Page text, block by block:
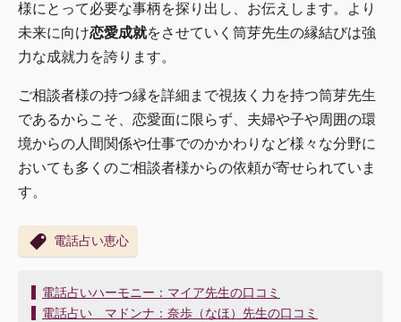
様にとって必要な事柄を探り出し、お伝えします。より
未来に向け恋愛成就をさせていく筒芽先生の縁結びは強
力な成就力を誇ります。
ご相談者様の持つ縁を詳細まで視抜く力を持つ筒芽先生
であるからこそ、恋愛面に限らず、夫婦や子や周囲の環
境からの人間関係や仕事でのかかわりなど様々な分野に
おいても多くのご相談者様からの依頼が寄せられていま
す。
電話占い恵心
投
稿
電話占いハーモニー：マイア先生の口コミ
電話占い マドンナ：奈歩（なほ）先生の口コミ